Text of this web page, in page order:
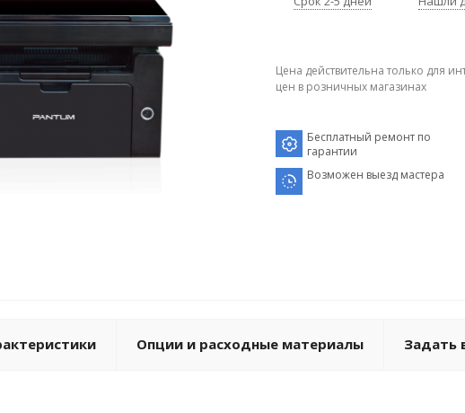
Цена действительна только для
цен в розничных магазинах
Бесплатный ремонт по
гарантии
Возможен выезд мастера
Опции и расходные материалы Задать